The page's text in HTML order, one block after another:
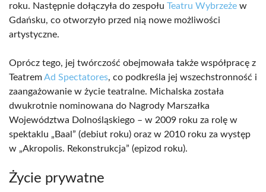
roku. Następnie dołączyła do zespołu Teatru Wybrzeże w
Gdańsku, co otworzyło przed nią nowe możliwości
artystyczne.
Oprócz tego, jej twórczość obejmowała także współpracę z
TeatremAd Spectatores, co podkreśla jej wszechstronność i
zaangażowanie w życie teatralne. Michalska została
dwukrotnie nominowana do Nagrody Marszałka
Województwa Dolnośląskiego – w 2009 roku za rolę w
spektaklu „Baal” (debiut roku) oraz w 2010 roku za występ
w „Akropolis. Rekonstrukcja” (epizod roku).
Życie prywatne